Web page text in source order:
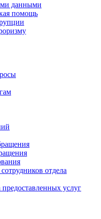
данными
помощь
отдела
предоставленных услуг